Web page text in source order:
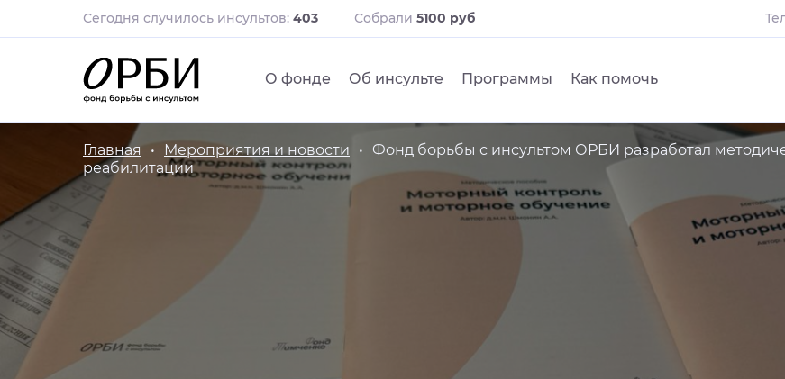
Сегодня случилось инсультов: 403 Собрали 5100 руб
О фонде Об инсульте Программы Как помочь
Главная Мероприятия и новости
Фонд борьбы с инсультом ОРБИ разработал
реабилитации